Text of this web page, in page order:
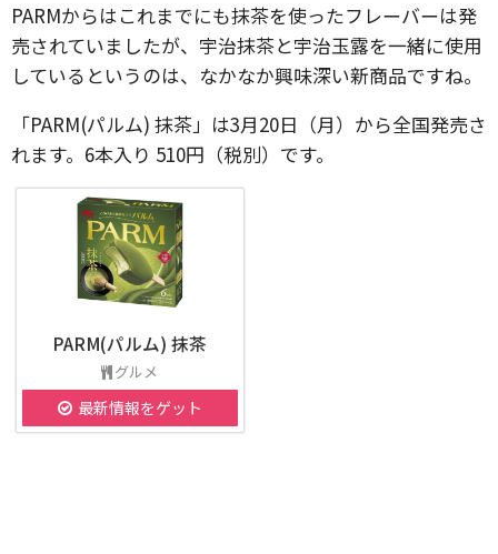
PARMからはこれまでにも抹茶を使ったフレーバーは発
売されていましたが、宇治抹茶と宇治玉露を一緒に使用
しているというのは、なかなか興味深い新商品ですね。
「PARM(パルム) 抹茶」は3月20日（月）から全国発売さ
れます。6本入り 510円（税別）です。
PARM(パルム) 抹茶
グルメ
最新情報をゲット